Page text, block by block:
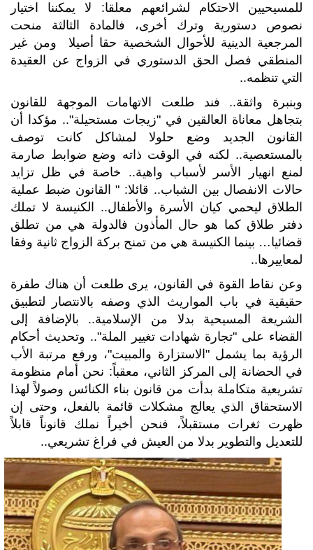
للمسيحيين الاحتكام لشرائعهم معلقا: لا يمكننا اختيار
نصوص دستورية وترك أخرى، فالمادة الثالثة منحت
المرجعية الدينية للأحوال الشخصية حقا أصيلا ومن غير
المنطقي فصل الحق الدستوري في الزواج عن العقيدة
التي تنظمه..
وبنبرة واثقة.. فند طلعت الاتهامات الموجهة للقانون
بتجاهل معاناة العالقين في "زيجات مستحيلة".. مؤكدا أن
القانون الجديد وضع حلولا لمشاكل كانت توصف
بالمستعصية.. لكنه في الوقت ذاته وضع ضوابط صارمة
لمنع انهيار الأسر لأسباب واهية.. خاصة في ظل تزايد
حالات الانفصال بين الشباب.. قائلا: " القانون ضبط عملية
الطلاق ليحمي كيان الأسرة والأطفال.. الكنيسة لا تملك
دفتر طلاق كما هو حال المأذون فالدولة هي من تطلق
قضائيا… بينما الكنيسة هي من تمنح بركة الزواج ثانية وفقا
لمعاييرها..
وعن نقاط القوة في القانون، يرى طلعت أن هناك طفرة
حقيقية في باب المواريث الذي وصفه بالانتصار لتطبيق
الشريعة المسيحية بدلا من الإسلامية.. بالإضافة إلى
القضاء على "تجارة شهادات تغيير الملة".. وتحديث أحكام
الرؤية بما يشمل "الاستزارة والمبيت"، ورفع مرتبة الأب
في الحضانة إلى المركز الثاني، معقباً: نحن أمام منظومة
تشريعية متكاملة بدأت من قانون بناء الكنائس وصولاً لهذا
الاستحقاق الذي يعالج مشكلات قائمة بالفعل، وحتى إن
ظهرت ثغرات مستقبلاً، فنحن أخيراً نملك قانوناً قابلاً
للتعديل والتطوير بدلا من العيش في فراغ تشريعي..